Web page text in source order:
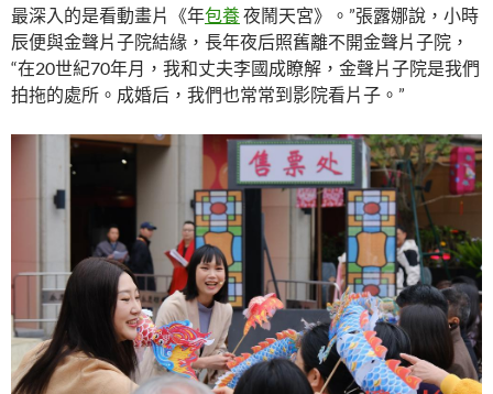
最深入的是看動畫片《年包養夜鬧天宮》。”張露娜說，小時
辰便與金聲片子院結緣，長年夜后照舊離不開金聲片子院，
“在20世紀70年月，我和丈夫李國成瞭解，金聲片子院是我們
拍拖的處所。成婚后，我們也常常到影院看片子。”